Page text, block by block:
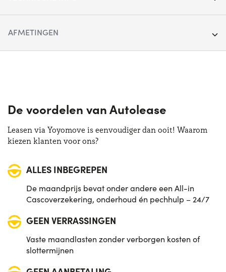
Aandrijving:Voorkant
Zitplaatsen:5
Vermogen:213 CV
AFMETINGEN
164 cm
Bagagliaio:588 lt
De voordelen van Autolease
Leasen via Yoyomove is eenvoudiger dan ooit! Waarom
kiezen klanten voor ons?
ALLES INBEGREPEN
De maandprijs bevat onder andere een All-in
Cascoverzekering, onderhoud én pechhulp – 24/7
GEEN VERRASSINGEN
Vaste maandlasten zonder verborgen kosten of
slottermijnen